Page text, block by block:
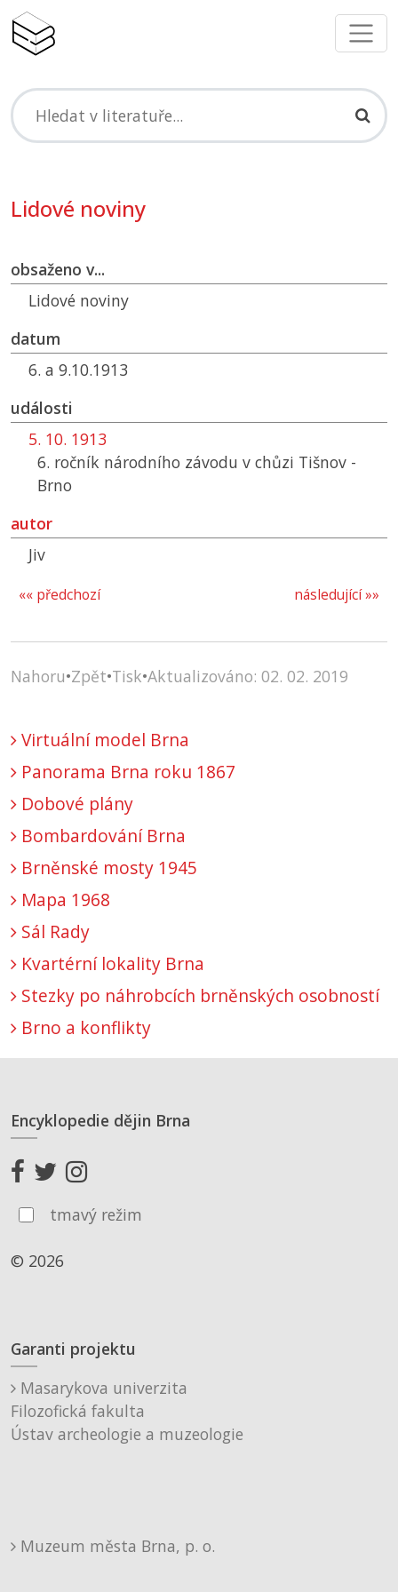
Lidové noviny
obsaženo v...
Lidové noviny
datum
6. a 9.10.1913
události
5. 10. 1913
6. ročník národního závodu v chůzi Tišnov -
Brno
autor
Jiv
následující »»
«« předchozí
Nahoru•Zpět•Tisk•Aktualizováno: 02. 02. 2019
Virtuální model Brna
Panorama Brna roku 1867
Dobové plány
Bombardování Brna
Brněnské mosty 1945
Mapa 1968
Sál Rady
Kvartérní lokality Brna
Stezky po náhrobcích brněnských osobností
Brno a konflikty
Encyklopedie dějin Brna
tmavý režim
© 2026
Garanti projektu
Masarykova univerzita
Filozofická fakulta
Ústav archeologie a muzeologie
Muzeum města Brna, p. o.